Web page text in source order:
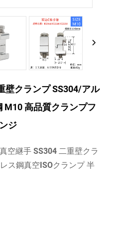
壁クランプ SS304/アル
M10 高品質クランプフ
ジ
空継手 SS304 二重壁クラ
ス鋼真空ISOクランプ 半